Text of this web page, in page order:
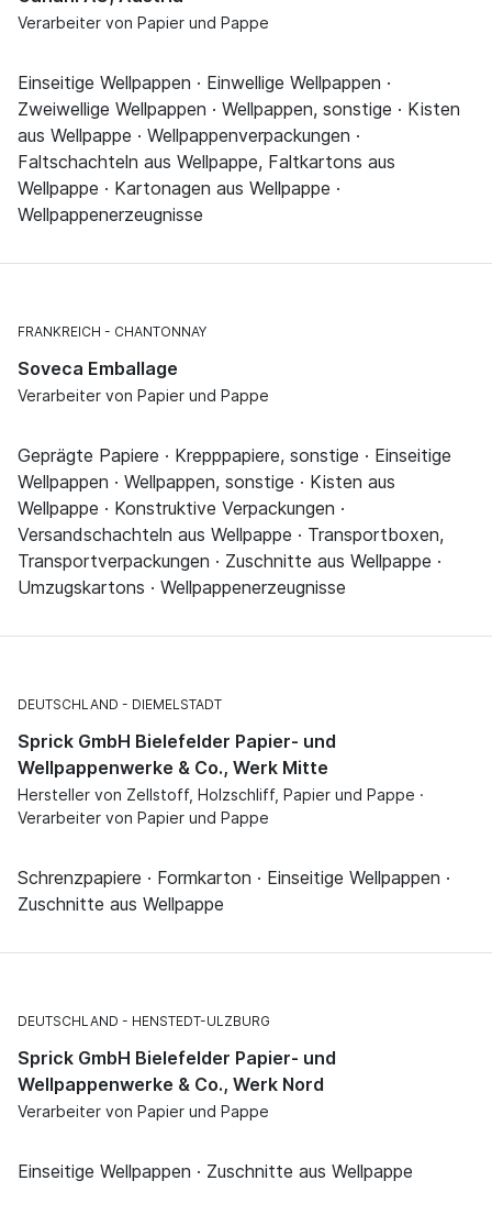
Verarbeiter von Papier und Pappe
Einseitige Wellpappen · Einwellige Wellpappen ·
Zweiwellige Wellpappen · Wellpappen, sonstige · Kisten
aus Wellpappe · Wellpappenverpackungen ·
Faltschachteln aus Wellpappe, Faltkartons aus
Wellpappe · Kartonagen aus Wellpappe ·
Wellpappenerzeugnisse
FRANKREICH CHANTONNAY
Soveca Emballage
Verarbeiter von Papier und Pappe
Geprägte Papiere · Krepppapiere, sonstige · Einseitige
Wellpappen · Wellpappen, sonstige · Kisten aus
Wellpappe · Konstruktive Verpackungen ·
Versandschachteln aus Wellpappe · Transportboxen,
Transportverpackungen · Zuschnitte aus Wellpappe ·
Umzugskartons · Wellpappenerzeugnisse
DEUTSCHLAND DIEMELSTADT
Sprick GmbH Bielefelder Papier- und
Wellpappenwerke & Co., Werk Mitte
Hersteller von Zellstoff, Holzschliff, Papier und Pappe ·
Verarbeiter von Papier und Pappe
Schrenzpapiere · Formkarton · Einseitige Wellpappen ·
Zuschnitte aus Wellpappe
DEUTSCHLAND HENSTEDT-ULZBURG
Sprick GmbH Bielefelder Papier- und
Wellpappenwerke & Co., Werk Nord
Verarbeiter von Papier und Pappe
Einseitige Wellpappen · Zuschnitte aus Wellpappe